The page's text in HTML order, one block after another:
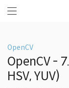
OpenCV
OpenCV -
HSV, YUV)